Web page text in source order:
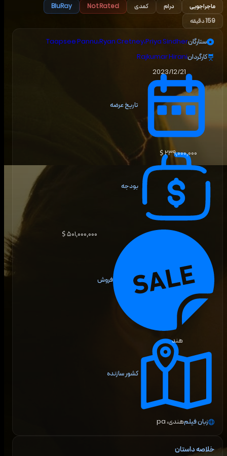
ماجراجویی درام کمدی Not Rated
BluRay
159 دقیقه
ستارگان Taapsee Pannu،Ryan Cretney،Priya Sindher
کارگردانRajkumar Hirani
تاریخ عرضه
2023/12/21
بودجه
۲۳۹٬۰۰۰٬۰۰۰ $
فروش
۵۰۱٬۰۰۰٬۰۰۰ $
کشور سازنده
هند
زبان فیلمهندی، pa
خلاصه داستان